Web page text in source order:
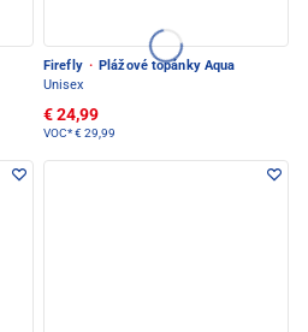
Firefly · Plážové topánky Aqua
Unisex
€ 24,99
VOC*€ 29,99